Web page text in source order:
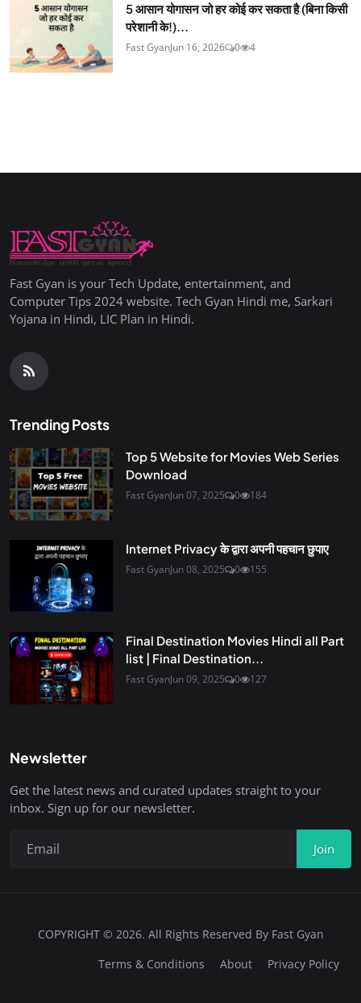
5 आसान योगासन जो हर कोई कर सकता है (बिना किसी
परेशानी के!)...
Fast GyanJun 16, 2026 0 4
Fast Gyan is your Tech Update, entertainment, and
Computer Tips 2024 website. Tech Gyan Hindi me, Sarkari
Yojana in Hindi, LIC Plan in Hindi.
Trending Posts
Top 5 Website for Movies Web Series
Download
Fast GyanJun 07, 2025 0 184
Internet Privacy के द्वारा अपनी पहचान छुपाए
Fast GyanJun 08, 2025 0 155
Final Destination Movies Hindi all Part
list | Final Destination...
Fast GyanJun 09, 2025 0 127
Newsletter
Get the latest news and curated updates straight to your
inbox. Sign up for our newsletter.
Join
COPYRIGHT © 2026. All Rights Reserved By Fast Gyan
Terms & Conditions
About Privacy Policy